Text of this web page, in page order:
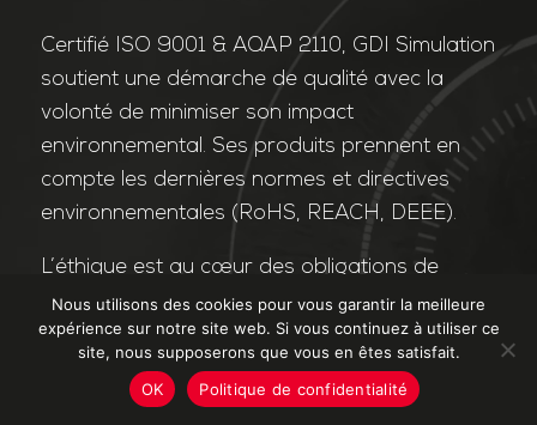
Certifié ISO 9001 & AQAP 2110, GDI Simulation
soutient une démarche de qualité avec la
volonté de minimiser son impact
environnemental. Ses produits prennent en
compte les dernières normes et directives
environnementales (RoHS, REACH, DEEE).
L’éthique est au cœur des obligations de
l’entreprise et de ses valeurs. Nos affaires
sont conduites dans le strict respect des
différentes lois applicables dans le domaine
de la lutte contre la corruption et le trafic
Nous utilisons des cookies pour vous garantir la meilleure
expérience sur notre site web. Si vous continuez à utiliser ce
site, nous supposerons que vous en êtes satisfait.
OK
Politique de confidentialité